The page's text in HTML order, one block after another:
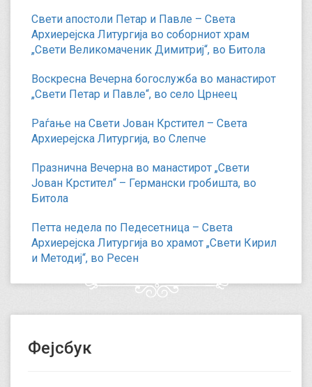
Свети апостоли Петар и Павле – Света
Архиерејска Литургија во соборниот храм
„Свети Великомаченик Димитриј“, во Битола
Воскресна Вечерна богослужба во манастирот
„Свети Петар и Павле“, во село Црнеец
Раѓање на Свети Јован Крстител – Света
Архиерејска Литургија, во Слепче
Празнична Вечерна во манастирот „Свети
Јован Крстител“ – Германски гробишта, во
Битола
Петта недела по Педесетница – Света
Архиерејска Литургија во храмот „Свети Кирил
и Методиј“, во Ресен
Фејсбук